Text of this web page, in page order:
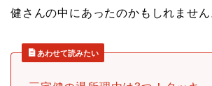
健さんの中にあったのかもしれません
あわせて読みたい